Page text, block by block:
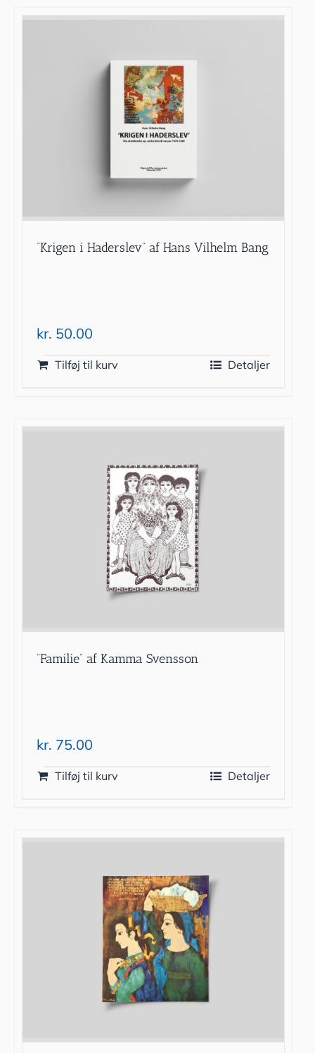
“Krigen i Haderslev” af Hans Vilhelm Bang
kr. 50.00
Tilføj til kurv Detaljer
”Familie” af Kamma Svensson
kr. 75.00
Tilføj til kurv Detaljer